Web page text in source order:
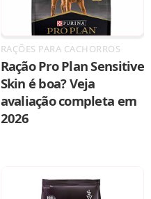
RAÇÕES PARA CACHORROS
Ração Pro Plan Sensitive
Skin é boa? Veja
avaliação completa em
2026